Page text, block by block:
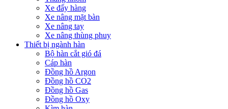
Xe đẩy hàng
Xe nâng mặt bàn
Xe nâng tay
Xe nâng thùng phuy
Thiết bị ngành hàn
Bộ hàn cắt gió đá
Cáp hàn
Đồng hồ Argon
Đồng hồ CO2
Đồng hồ Gas
Đồng hồ Oxy